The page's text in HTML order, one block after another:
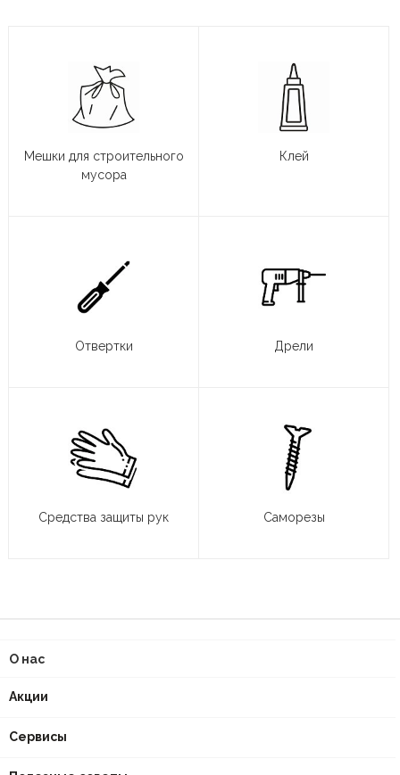
Мешки для строительного
мусора
Клей
Отвертки Дрели
Средства защиты рук Саморезы
О нас
Акции
Сервисы